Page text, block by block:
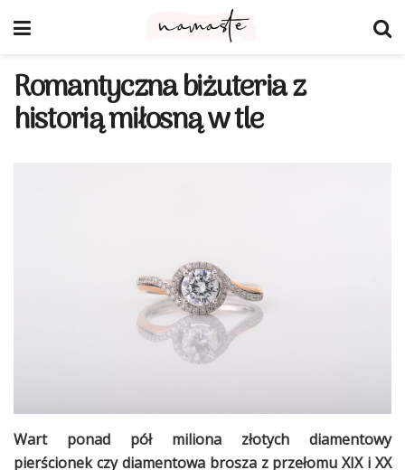
Romantyczna biżuteria z
historią miłosną w tle
Wart ponad pół miliona złotych diamentowy
pierścionek czy diamentowa brosza z przełomu XIX i XX